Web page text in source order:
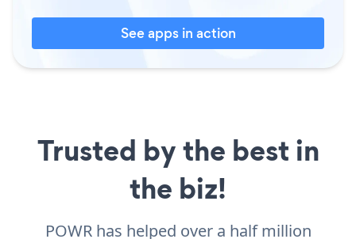
See apps in action
Trusted by the best in
the biz!
POWR has helped over a half million